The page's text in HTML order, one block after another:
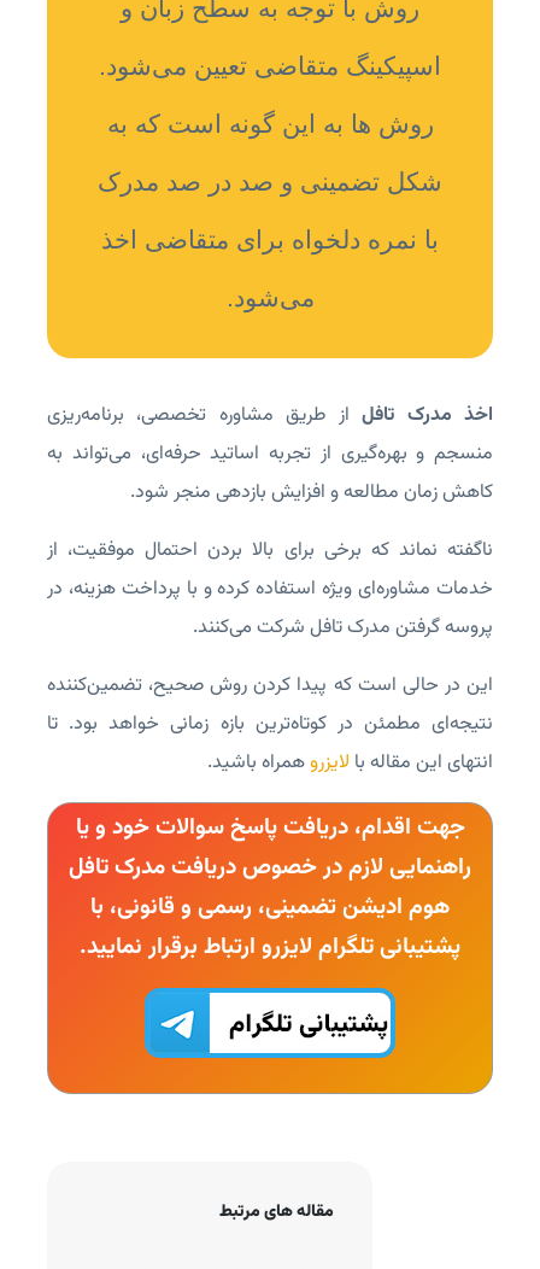
مقاله های مرتبط
روش با توجه به سطح زبان و
اسپیکینگ متقاضی تعیین می‌شود.
روش ها به این گونه است که به
شکل تضمینی و صد در صد مدرک
با نمره دلخواه برای متقاضی اخذ
می‌شود.
اخذ مدرک تافلاز طریق مشاوره تخصصی، برنامه‌ریزی
منسجم و بهره‌گیری از تجربه اساتید حرفه‌ای، می‌تواند به
کاهش زمان مطالعه و افزایش بازدهی منجر شود.
ناگفته نماند که برخی برای بالا بردن احتمال موفقیت، از
خدمات مشاوره‌ای ویژه استفاده کرده و با پرداخت هزینه، در
پروسه گرفتن مدرک تافل شرکت می‌کنند.
این در حالی است که پیدا کردن روش صحیح، تضمین‌کننده
نتیجه‌ای مطمئن در کوتاه‌ترین بازه زمانی خواهد بود. تا
انتهای این مقاله با لایزروهمراه باشید.
جهت اقدام، دریافت پاسخ سوالات خود و یا
راهنمایی لازم در خصوص دریافت مدرک تافل
هوم ادیشن تضمینی، رسمی و قانونی، با
پشتیبانی تلگرام لایزرو ارتباط برقرار نمایید.